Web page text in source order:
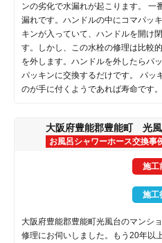
ンの劣化で水漏れが起こります。 一
漏れです。ハンドルの中にコマパッ
キンが入っていて、ハンドルを開け
す。しかし、この水栓の修理は比較
を外します。ハンドルを外したらパ
パッキンに交換するだけです。 パッ
のが手に付くようであれば寿命です。
大阪府豊能郡豊能町 光
お風呂シャワーホース交換事
施工
施工
大阪府豊能郡豊能町光風台のマンシ
修理にお伺いしました。もう20年以